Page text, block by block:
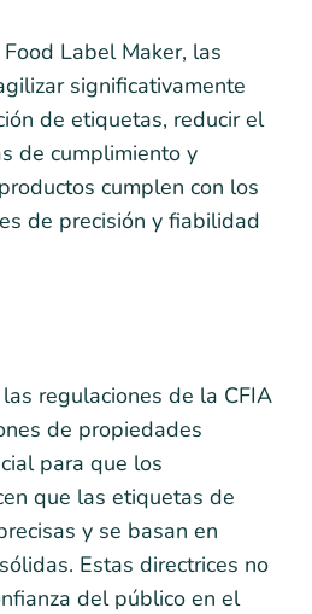
Label Maker, las
significativamente
de etiquetas, reducir el
de cumplimiento y
cumplen con los
de precisión y fiabilidad
regulaciones de la CFIA
de propiedades
para que los
que las etiquetas de
y se basan en
Estas directrices no
del público en el